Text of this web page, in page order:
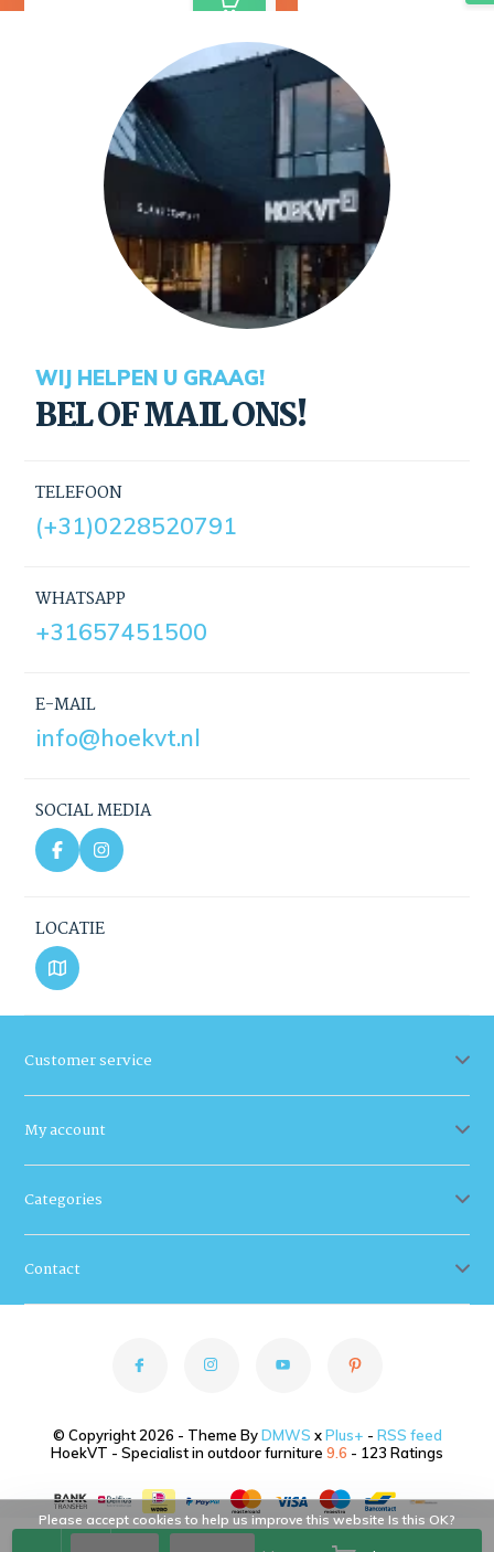
WIJ HELPEN U GRAAG!
BEL OF MAIL ONS!
TELEFOON
(+31)0228520791
E-MAIL
info@hoekvt.nl
WHATSAPP
+31657451500
SOCIAL MEDIA
LOCATIE
Customer service
My account
Categories
Contact
© Copyright 2026 - Theme ByDMWS xPlus+ - RSS feed
HoekVT - Specialist in outdoor furniture 9.6 - 123 Ratings
Please accept cookies to help us improve this website Is this OK?